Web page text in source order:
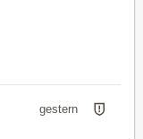
gestern